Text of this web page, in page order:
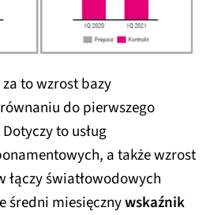
to wzrost bazy
do pierwszego
to usług
a także wzrost
światłowodowych
średni miesięcznywskaźnik